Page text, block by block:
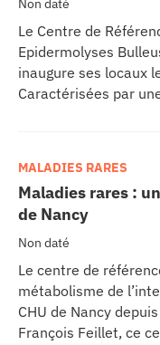
Non daté
Le Centre de
Epidermolyses
inaugure ses locaux
Caractérisées par
Maladies rares :
de Nancy
Non daté
MALADIES RARES
Le centre de
métabolisme de
CHU de Nancy
François Feillet, ce